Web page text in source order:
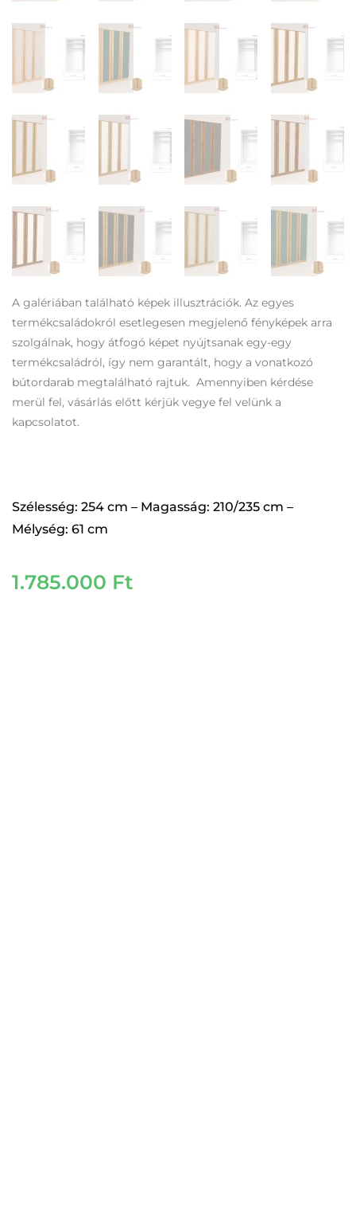
A galériában található képek illusztrációk. Az egyes
termékcsaládokról esetlegesen megjelenő fényképek arra
szolgálnak, hogy átfogó képet nyújtsanak egy-egy
termékcsaládról, így nem garantált, hogy a vonatkozó
bútordarab megtalálható rajtuk. Amennyiben kérdése
merül fel, vásárlás előtt kérjük vegye fel velünk a
kapcsolatot.
Szélesség: 254 cm – Magasság: 210/235 cm –
Mélység: 61 cm
1.785.000 Ft